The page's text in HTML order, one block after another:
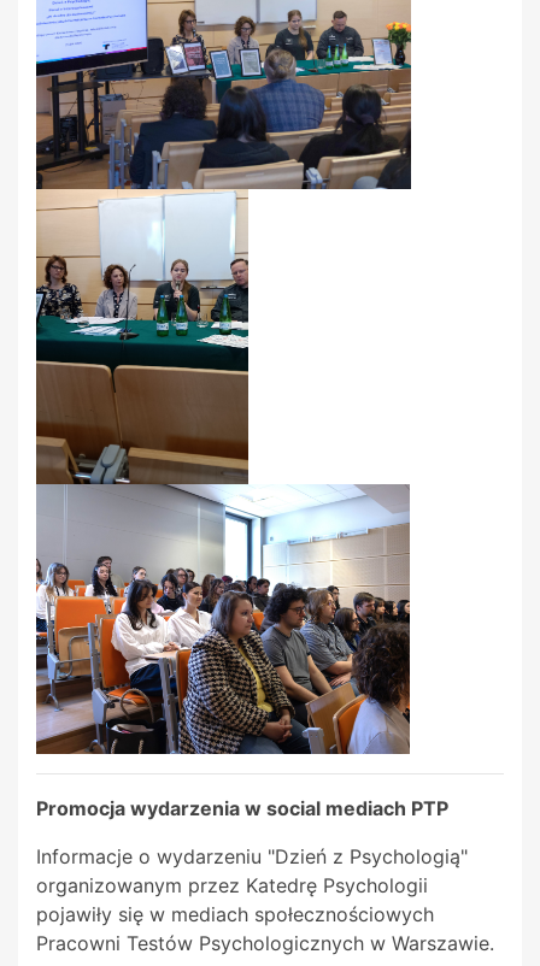
Promocja wydarzenia w social mediach PTP
Informacje o wydarzeniu "Dzień z Psychologią"
organizowanym przez Katedrę Psychologii
pojawiły się w mediach społecznościowych
Pracowni Testów Psychologicznych w Warszawie.